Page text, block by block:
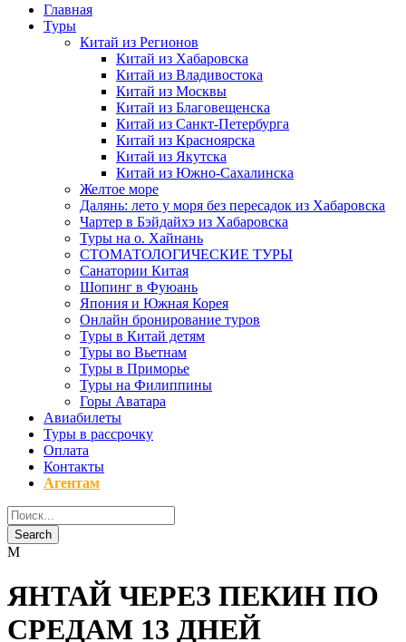
Главная
Туры
Китай из Регионов
Китай из Хабаровска
Китай из Владивостока
Китай из Москвы
Китай из Благовещенска
Китай из Санкт-Петербурга
Китай из Красноярска
Китай из Якутска
Китай из Южно-Сахалинска
Желтое море
Далянь: лето у моря без пересадок из Хабаровска
Чартер в Бэйдайхэ из Хабаровска
Туры на о. Хайнань
СТОМАТОЛОГИЧЕСКИЕ ТУРЫ
Санатории Китая
Шопинг в Фуюань
Япония и Южная Корея
Онлайн бронирование туров
Туры в Китай детям
Туры во Вьетнам
Туры в Приморье
Туры на Филиппины
Горы Аватара
Авиабилеты
Туры в рассрочку
Оплата
Контакты
Агентам
ЯНТАЙ ЧЕРЕЗ ПЕКИН ПО
СРЕДАМ 13 ДНЕЙ